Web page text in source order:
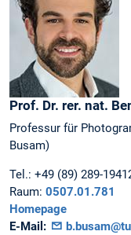
Prof. Dr. rer. nat.
Professur für
Busam)
Tel.: +49 (89) 289-
Raum: 0507.01.781
Homepage
E-Mail: